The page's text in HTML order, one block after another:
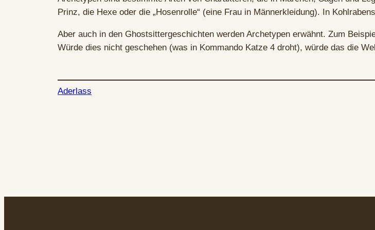
Prinz, die Hexe oder die „Hosenrolle“ (eine Frau in Männerkleidung). In
Aber auch in den Ghostsittergeschichten werden Archetypen erwähnt. Zum
Würde dies nicht geschehen (was in Kommando Katze 4 droht), würde das die
Aderlass